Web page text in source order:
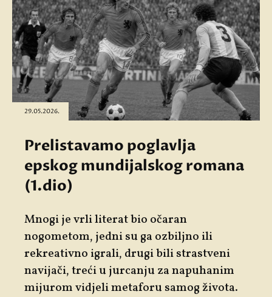
29.05.2026.
Prelistavamo poglavlja
epskog mundijalskog romana
(1.dio)
Mnogi je vrli literat bio očaran
nogometom, jedni su ga ozbiljno ili
rekreativno igrali, drugi bili strastveni
navijači, treći u jurcanju za napuhanim
mijurom vidjeli metaforu samog života.